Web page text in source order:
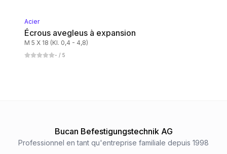
Acier
Écrous avegleus à expansion
M 5 X 18 (Kl. 0,4 - 4,8)
- / 5
Bucan Befestigungstechnik AG
Professionnel en tant qu'entreprise familiale depuis 1998